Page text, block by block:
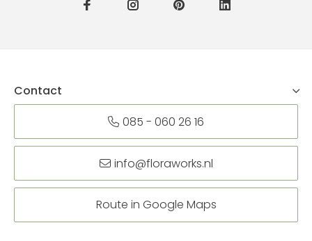
Contact
085 - 060 26 16
info@floraworks.nl
Route in Google Maps